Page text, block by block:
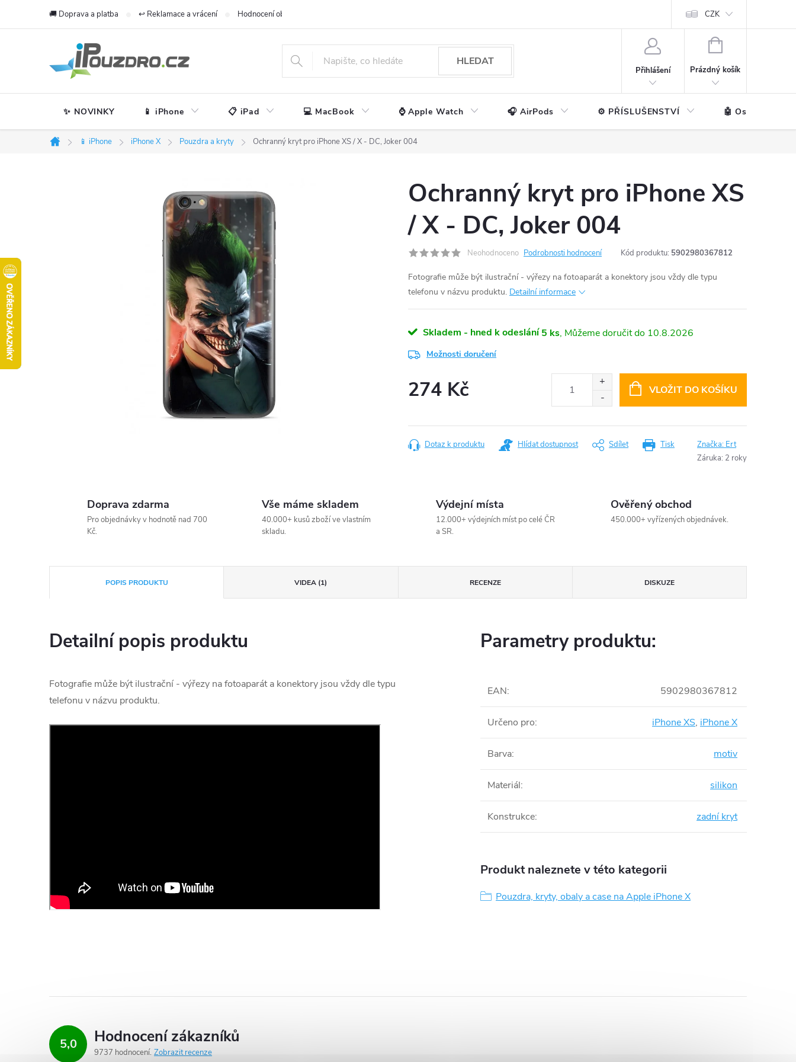
🚚 Doprava a platba ↩️ Reklamace a vrácení Hodnocení obchodu CZK
HLEDAT
Přihlášení
NÁKUPNÍ
Prázdný košík
✨ NOVINKY 📱 iPhone 📋 iPad 💻 MacBook ⌚ Apple Watch 🎧 AirPods ⚙️ PŘÍSLUŠENSTVÍ 🤖 Ostatní
Domů
📱 iPhone iPhone X Pouzdra a kryty Ochranný kryt pro iPhone XS / X - DC, Joker 004
Ochranný kryt pro iPhone XS
/ X - DC, Joker 004
Neohodnoceno Podrobnosti hodnocení Kód produktu: 5902980367812
Fotografie může být ilustrační - výřezy na fotoaparát a konektory jsou vždy dle typu
telefonu v názvu produktu. Detailní informace
Skladem - hned k odeslání 5 ks 10.8.2026
Možnosti doručení
274 Kč VLOŽIT DO KOŠÍKU
Tisk
Dotaz k produktu Hlídat dostupnost Sdílet Značka: Ert
Záruka: 2 roky
Doprava zdarma
Pro objednávky v hodnotě nad 700
Kč.
Vše máme skladem
40.000+ kusů zboží ve vlastním
skladu.
Výdejní místa
12.000+ výdejních míst po celé ČR
a SR.
Ověřený obchod
450.000+ vyřízených objednávek.
POPIS PRODUKTU VIDEA (1) RECENZE DISKUZE
Detailní popis produktu
Fotografie může být ilustrační - výřezy na fotoaparát a konektory jsou vždy dle typu
telefonu v názvu produktu.
Parametry produktu:
EAN: 5902980367812
Určeno pro: iPhone XS, iPhone X
Barva: motiv
Materiál: silikon
Konstrukce: zadní kryt
Produkt naleznete v této kategorii
Pouzdra, kryty, obaly a case na Apple iPhone X
5,0 Hodnocení zákazníků
9737 hodnocení Zobrazit recenze